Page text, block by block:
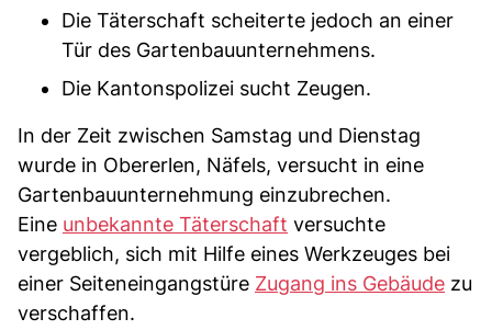
Die Täterschaft scheiterte jedoch an einer
Tür des Gartenbauunternehmens.
Die Kantonspolizei sucht Zeugen.
In der Zeit zwischen Samstag und Dienstag
wurde in Obererlen, Näfels, versucht in eine
Gartenbauunternehmung einzubrechen.
Eine unbekannte Täterschaft versuchte
vergeblich, sich mit Hilfe eines Werkzeuges bei
einer Seiteneingangstüre Zugang ins Gebäude zu
verschaffen.